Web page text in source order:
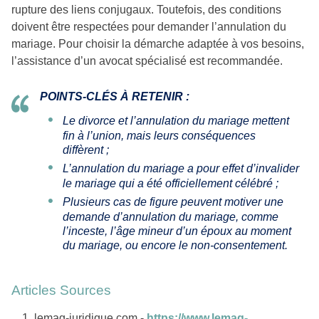
rupture des liens conjugaux. Toutefois, des conditions
doivent être respectées pour demander l’annulation du
mariage. Pour choisir la démarche adaptée à vos besoins,
l’assistance d’un avocat spécialisé est recommandée.
POINTS-CLÉS À RETENIR :
Le divorce et l’annulation du mariage mettent
fin à l’union, mais leurs conséquences
diffèrent ;
L’annulation du mariage a pour effet d’invalider
le mariage qui a été officiellement célébré ;
Plusieurs cas de figure peuvent motiver une
demande d’annulation du mariage, comme
l’inceste, l’âge mineur d’un époux au moment
du mariage, ou encore le non-consentement.
Articles Sources